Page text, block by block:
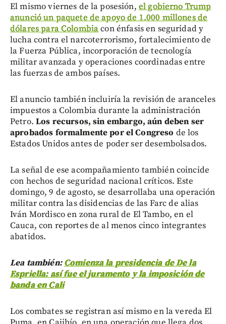
El mismo viernes de la posesión, el gobierno Trump
anunció un paquete de apoyo de 1.000 millones de
dólares para Colombiacon énfasis en seguridad y
lucha contra el narcoterrorismo, fortalecimiento de
la Fuerza Pública, incorporación de tecnología
militar avanzada y operaciones coordinadas entre
las fuerzas de ambos países.
El anuncio también incluiría la revisión de aranceles
impuestos a Colombia durante la administración
Petro.Los recursos, sin embargo, aún deben ser
aprobados formalmente por el Congreso de los
Estados Unidos antes de poder ser desembolsados.
La señal de ese acompañamiento también coincide
con hechos de seguridad nacional críticos. Este
domingo, 9 de agosto, se desarrollaba una operación
militar contra las disidencias de las Farc de alias
Iván Mordisco en zona rural de El Tambo, en el
Cauca, con reportes de al menos cinco integrantes
abatidos.
Lea también:Comienza la presidencia de De la
Espriella: así fue el juramento y la imposición de
banda en Cali
Los combates se registran así mismo en la vereda El